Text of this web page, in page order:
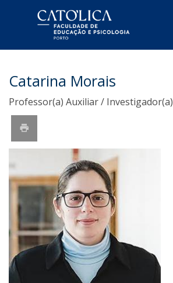
Catarina Morais
Professor(a) Auxiliar / Investigador(a)